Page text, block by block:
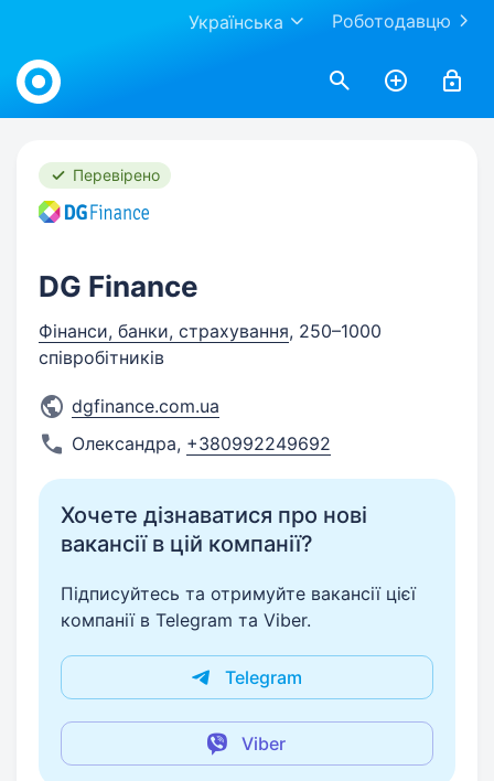
Роботодавцю
Українська
Work.ua
Перевірено
DG Finance
Фінанси, банки, страхування, 250–1000
співробітників
dgfinance.com.ua
Олександра, +380992249692
Хочете дізнаватися про нові
вакансії в цій компанії?
Підписуйтесь та отримуйте вакансії цієї
компанії в Telegram та Viber.
Telegram
Viber